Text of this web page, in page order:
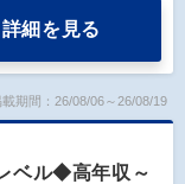
詳細を見る
載期間：26/08/06～26/08/19
ベル◆高年収～